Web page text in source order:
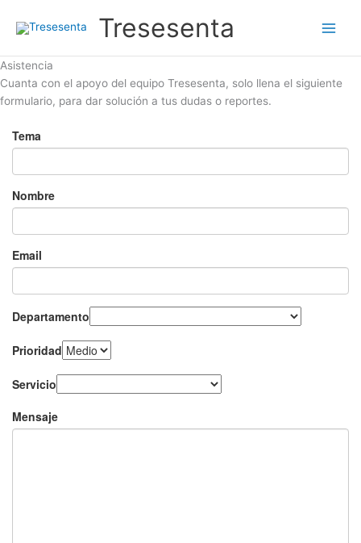
Tresesenta
Asistencia
Cuanta con el apoyo del equipo Tresesenta, solo llena el siguiente
formulario, para dar solución a tus dudas o reportes.